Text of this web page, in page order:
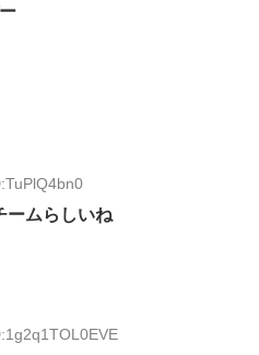
ームらしいね